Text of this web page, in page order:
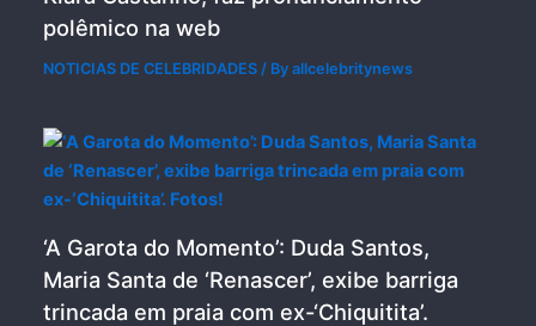
polêmico na web
NOTICIAS DE CELEBRIDADES / Byallcelebritynews
‘A Garota do Momento’: Duda Santos,
Maria Santa de ‘Renascer’, exibe barriga
trincada em praia com ex-‘Chiquitita’.